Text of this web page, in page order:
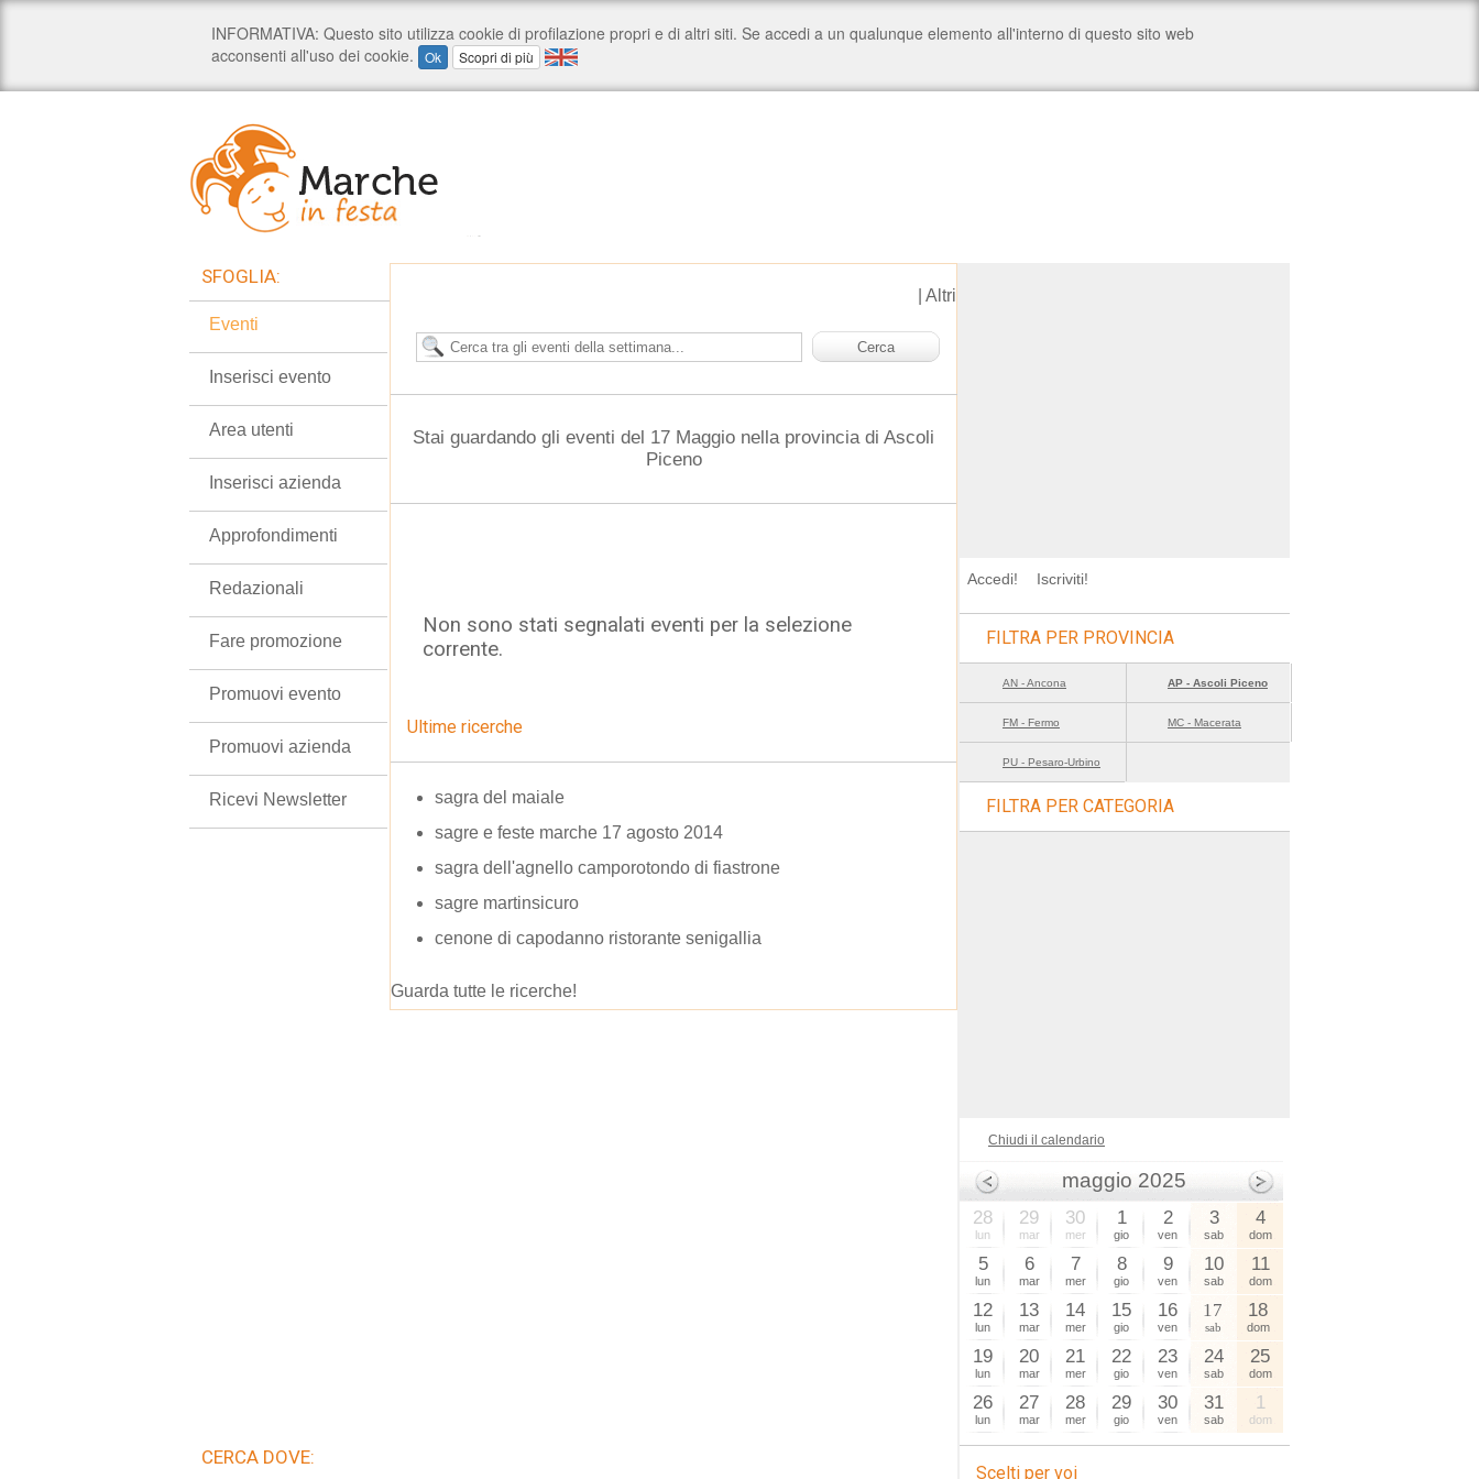
Altri
Stai guardando gli eventi del 17 Maggio nella provincia di Ascoli
Piceno
Non sono stati segnalati eventi per la selezione
corrente.
Ultime ricerche
sagra del maiale
sagre e feste marche 17 agosto 2014
sagra dell'agnello camporotondo di fiastrone
sagre martinsicuro
cenone di capodanno ristorante senigallia
Guarda tutte le ricerche!
SFOGLIA:
Eventi
Inserisci evento
Area utenti
Inserisci azienda
Approfondimenti
Redazionali
Fare promozione
Promuovi evento
Promuovi azienda
Ricevi Newsletter
CERCA DOVE:
Accedi! Iscriviti!
FILTRA PER PROVINCIA
AN - Ancona AP - Ascoli Piceno
FM - Fermo MC - Macerata
PU - Pesaro-Urbino
FILTRA PER CATEGORIA
Chiudi il calendario
maggio 2025
28
lun
29
mar
30
mer
1
gio
2
ven
3
sab
4
dom
5
lun
6
mar
7
mer
8
gio
9
ven
10
sab
11
dom
12
lun
13
mar
14
mer
15
gio
16
ven
17
sab
18
dom
19
lun
20
mar
21
mer
22
gio
23
ven
24
sab
25
dom
26
lun
27
mar
28
mer
29
gio
30
ven
31
sab
1
dom
Scelti per voi